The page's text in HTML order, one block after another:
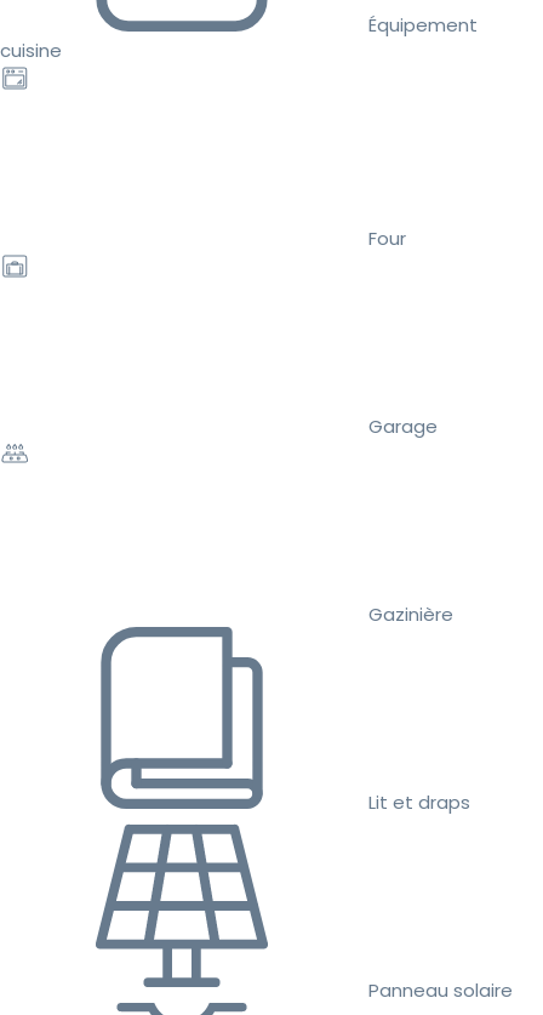
Équipement
cuisine
Four
Garage
Gazinière
Lit et draps
Panneau solaire